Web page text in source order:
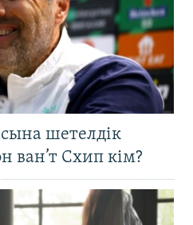
шетелдік
ван’т Схип кім?